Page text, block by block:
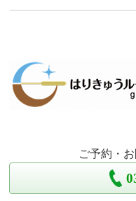
ご予約・